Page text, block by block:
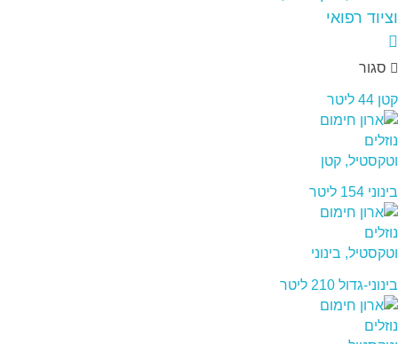
סגור
קטן 44 ליטר
בינוני 154 ליטר
בינוני-גדול 210 ליטר